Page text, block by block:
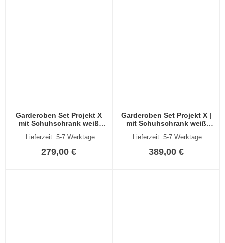
Garderoben Set Projekt X
mit Schuhschrank weiß
Lieferzeit: 5-7 Werktage
279,00 €
Garderoben Set Projekt X |
mit Schuhschrank weiß
Lieferzeit:5-7 Werktage
389,00 €